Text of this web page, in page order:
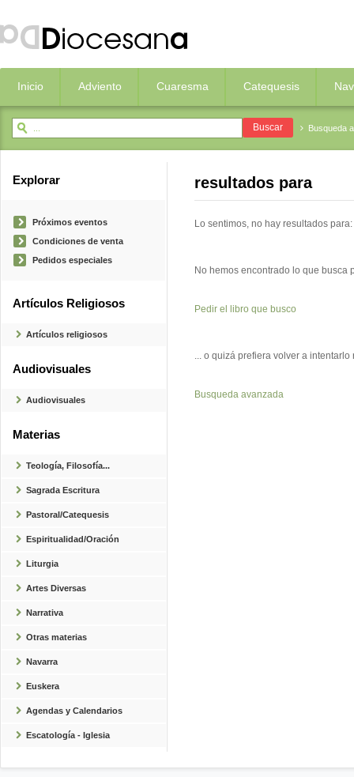
Inicio Adviento Cuaresma Catequesis
Busqueda
Explorar
Próximos eventos
Condiciones de venta
Pedidos especiales
Artículos Religiosos
Artículos religiosos
Audiovisuales
Audiovisuales
Materias
Teología, Filosofía...
Sagrada Escritura
Pastoral/Catequesis
Espiritualidad/Oración
Liturgia
Artes Diversas
Narrativa
Otras materias
Navarra
Euskera
Agendas y Calendarios
Escatología - Iglesia
resultados para
Lo sentimos, no hay resultados
No hemos encontrado lo que busca
Pedir el libro que busco
... o quizá prefiera volver a
Busqueda avanzada